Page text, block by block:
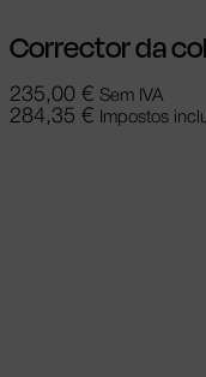
Corrector da
235,00 € Sem IVA
284,35 € Impostos